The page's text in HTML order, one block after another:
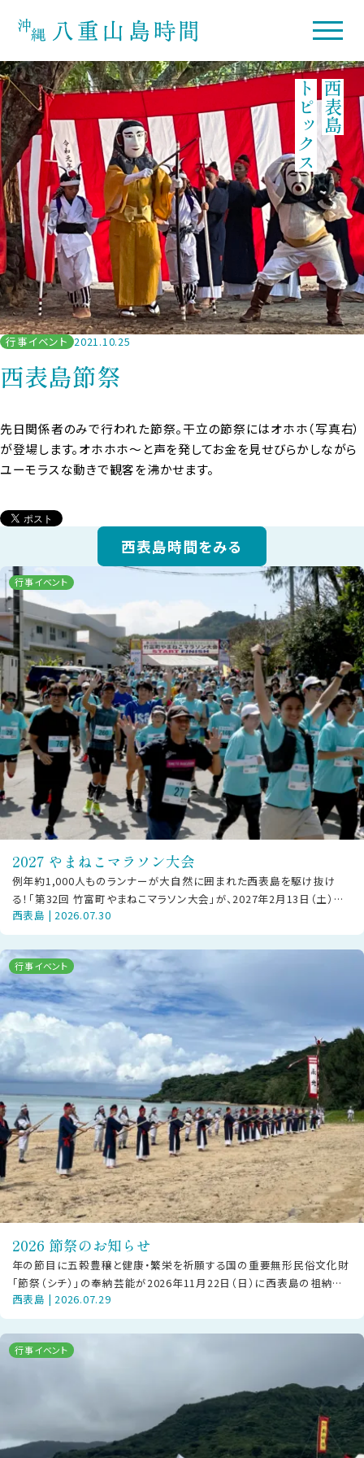
西表島
トピックス
行事イベント 2021.10.25
西表島節祭
先日関係者のみで行われた節祭。干立の節祭にはオホホ（写真右）
が登場します。オホホホ～と声を発してお金を見せびらかしながら
ユーモラスな動きで観客を沸かせます。
西表島時間をみる
行事イベント
2027 やまねこマラソン大会
例年約1,000人ものランナーが大自然に囲まれた西表島を駆け抜け
る！「第32回 竹富町やまねこマラソン大会」が、2027年2月13日（土）に
西部地区で開催されま
西表島 | 2026.07.30
行事イベント
2026 節祭のお知らせ
年の節目に五穀豊穣と健康・繁栄を祈願する国の重要無形民俗文化財
「節祭（シチ）」の奉納芸能が2026年11月22日（日）に西表島の祖納地
区・干立地区にて披露されま
西表島 | 2026.07.29
行事イベント